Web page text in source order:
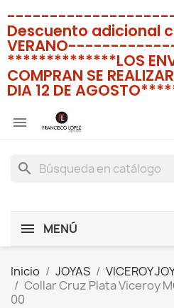
Descuento adicional
**************LOS
COMPRAN SE
DIA 12 DE

search
MENÚ
Inicio JOYAS VICEROY
Collar Cruz Plata Viceroy
00